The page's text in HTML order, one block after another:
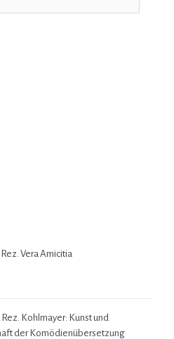
Vera Amicitia
Kohlmayer: Kunst und
der Komödienübersetzung